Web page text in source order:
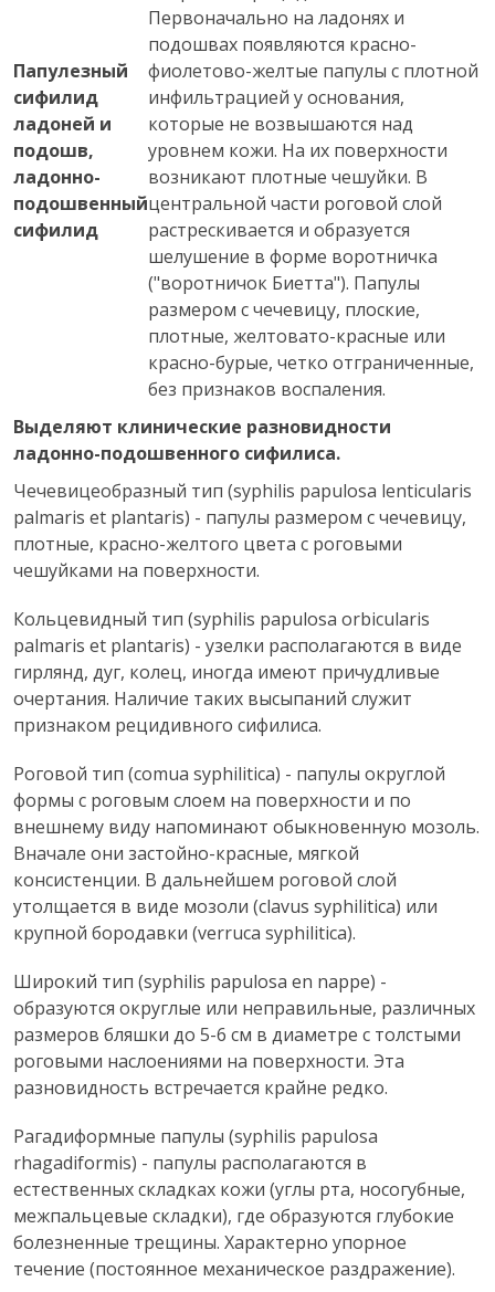
Папулезный
сифилид
ладоней и
подошв,
ладонно-
подошвенный
сифилид
Первоначально на ладонях и
подошвах появляются красно-
фиолетово-желтые папулы с плотной
инфильтрацией у основания,
которые не возвышаются над
уровнем кожи. На их поверхности
возникают плотные чешуйки. В
центральной части роговой слой
растрескивается и образуется
шелушение в форме воротничка
("воротничок Биетта"). Папулы
размером с чечевицу, плоские,
плотные, желтовато-красные или
красно-бурые, четко отграниченные,
без признаков воспаления.
Выделяют клинические разновидности
ладонно-подошвенного сифилиса.
Чечевицеобразный тип (syphilis papulosa lenticularis
palmaris et plantaris) - папулы размером с чечевицу,
плотные, красно-желтого цвета с роговыми
чешуйками на поверхности.
Кольцевидный тип (syphilis papulosa orbicularis
palmaris et plantaris) - узелки располагаются в виде
гирлянд, дуг, колец, иногда имеют причудливые
очертания. Наличие таких высыпаний служит
признаком рецидивного сифилиса.
Роговой тип (comua syphilitica) - папулы округлой
формы с роговым слоем на поверхности и по
внешнему виду напоминают обыкновенную мозоль.
Вначале они застойно-красные, мягкой
консистенции. В дальнейшем роговой слой
утолщается в виде мозоли (clavus syphilitica) или
крупной бородавки (verruca syphilitica).
Широкий тип (syphilis papulosa en nappe) -
образуются округлые или неправильные, различных
размеров бляшки до 5-6 см в диаметре с толстыми
роговыми наслоениями на поверхности. Эта
разновидность встречается крайне редко.
Рагадиформные папулы (syphilis papulosa
rhagadiformis) - папулы располагаются в
естественных складках кожи (углы рта, носогубные,
межпальцевые складки), где образуются глубокие
болезненные трещины. Характерно упорное
течение (постоянное механическое раздражение).